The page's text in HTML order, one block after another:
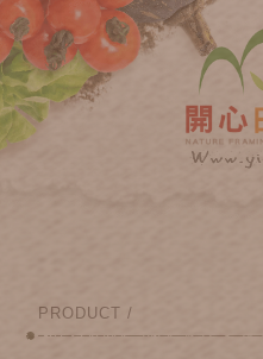
PRODUCT /